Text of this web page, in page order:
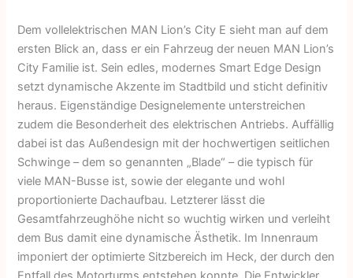
Dem vollelektrischen MAN Lion’s City E sieht man auf dem
ersten Blick an, dass er ein Fahrzeug der neuen MAN Lion’s
City Familie ist. Sein edles, modernes Smart Edge Design
setzt dynamische Akzente im Stadtbild und sticht definitiv
heraus. Eigenständige Designelemente unterstreichen
zudem die Besonderheit des elektrischen Antriebs. Auffällig
dabei ist das Außendesign mit der hochwertigen seitlichen
Schwinge – dem so genannten „Blade“ – die typisch für
viele MAN-Busse ist, sowie der elegante und wohl
proportionierte Dachaufbau. Letzterer lässt die
Gesamtfahrzeughöhe nicht so wuchtig wirken und verleiht
dem Bus damit eine dynamische Ästhetik. Im Innenraum
imponiert der optimierte Sitzbereich im Heck, der durch den